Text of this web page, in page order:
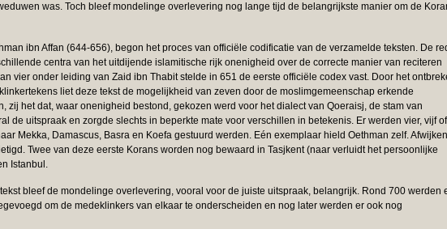
was. Toch bleef mondelinge overlevering nog lange tijd de belangrijkste manier om de
ibn Affan (644-656), begon het proces van officiële codificatie van de verzamelde teksten. De
centra van het uitdijende islamitische rijk onenigheid over de correcte manier van reciteren
vier onder leiding van Zaid ibn Thabit stelde in 651 de eerste officiële codex vast. Door het
liet deze tekst de mogelijkheid van zeven door de moslimgemeenschap erkende
zij het dat, waar onenigheid bestond, gekozen werd voor het dialect van Qoeraisj, de stam van
de uitspraak en zorgde slechts in beperkte mate voor verschillen in betekenis. Er werden vier, vijf of
Mekka, Damascus, Basra en Koefa gestuurd werden. Eén exemplaar hield Oethman zelf.
Twee van deze eerste Korans worden nog bewaard in Tasjkent (naar verluidt het persoonlijke
Istanbul.
bleef de mondelinge overlevering, vooral voor de juiste uitspraak, belangrijk. Rond 700 werden
om de medeklinkers van elkaar te onderscheiden en nog later werden er ook nog